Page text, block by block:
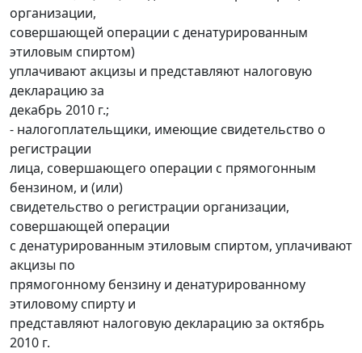
организации,
совершающей операции с денатурированным
этиловым спиртом)
уплачивают акцизы и представляют налоговую
декларацию за
декабрь 2010 г.;
- налогоплательщики, имеющие свидетельство о
регистрации
лица, совершающего операции с прямогонным
бензином, и (или)
свидетельство о регистрации организации,
совершающей операции
с денатурированным этиловым спиртом, уплачивают
акцизы по
прямогонному бензину и денатурированному
этиловому спирту и
представляют налоговую декларацию за октябрь
2010 г.